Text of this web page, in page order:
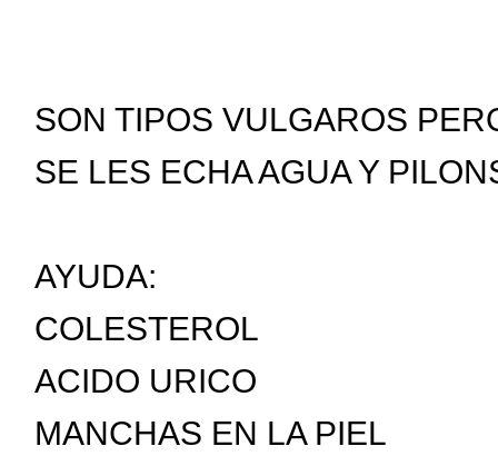
SON TIPOS VULGAROS
SE LES ECHA AGUA Y
AYUDA:
COLESTEROL
ACIDO URICO
MANCHAS EN LA PIEL